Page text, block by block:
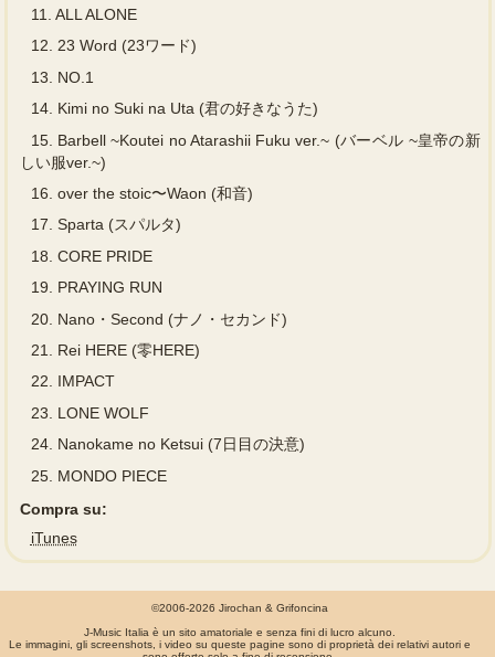
11.
ALL ALONE
12. 23 Word (23ワード)
13.
NO.1
14. Kimi no Suki na Uta (君の好きなうた)
15. Barbell ~Koutei no Atarashii Fuku ver.~ (バーベル ~皇帝の新
しい服ver.~)
16. over the stoic〜Waon (和音)
17. Sparta (スパルタ)
18. CORE PRIDE
19. PRAYING RUN
20. Nano・Second (ナノ・セカンド)
21.
Rei HERE (零HERE)
22. IMPACT
23.
LONE WOLF
24. Nanokame no Ketsui (7日目の決意)
25. MONDO PIECE
Compra su:
iTunes
©2006-2026 Jirochan & Grifoncina
J-Music Italia è un sito amatoriale e senza fini di lucro alcuno.
Le immagini, gli screenshots, i video su queste pagine sono di proprietà dei relativi autori e